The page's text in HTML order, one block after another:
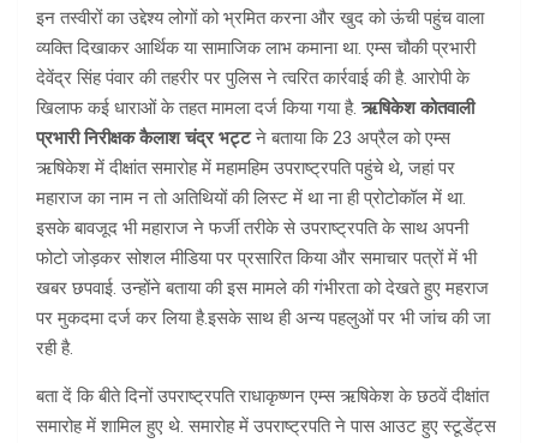
इन तस्वीरों का उद्देश्य लोगों को भ्रमित करना और खुद को ऊंची पहुंच वाला
व्यक्ति दिखाकर आर्थिक या सामाजिक लाभ कमाना था. एम्स चौकी प्रभारी
देवेंद्र सिंह पंवार की तहरीर पर पुलिस ने त्वरित कार्रवाई की है. आरोपी के
खिलाफ कई धाराओं के तहत मामला दर्ज किया गया है.ऋषिकेश कोतवाली
प्रभारी निरीक्षक कैलाश चंद्र भट्टने बताया कि 23 अप्रैल को एम्स
ऋषिकेश में दीक्षांत समारोह में महामहिम उपराष्ट्रपति पहुंचे थे, जहां पर
महाराज का नाम न तो अतिथियों की लिस्ट में था ना ही प्रोटोकॉल में था.
इसके बावजूद भी महाराज ने फर्जी तरीके से उपराष्ट्रपति के साथ अपनी
फोटो जोड़कर सोशल मीडिया पर प्रसारित किया और समाचार पत्रों में भी
खबर छपवाई. उन्होंने बताया की इस मामले की गंभीरता को देखते हुए महराज
पर मुकदमा दर्ज कर लिया है.इसके साथ ही अन्य पहलुओं पर भी जांच की जा
रही है.
बता दें कि बीते दिनों उपराष्ट्रपति राधाकृष्णन एम्स ऋषिकेश के छठवें दीक्षांत
समारोह में शामिल हुए थे. समारोह में उपराष्ट्रपति ने पास आउट हुए स्टूडेंट्स